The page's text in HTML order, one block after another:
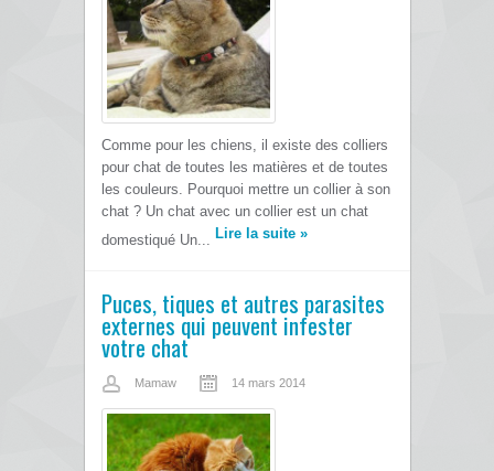
Comme pour les chiens, il existe des colliers
pour chat de toutes les matières et de toutes
les couleurs. Pourquoi mettre un collier à son
chat ? Un chat avec un collier est un chat
domestiqué Un... Lire la suite »
Puces, tiques et autres parasites
externes qui peuvent infester
votre chat
Mamaw 14 mars 2014